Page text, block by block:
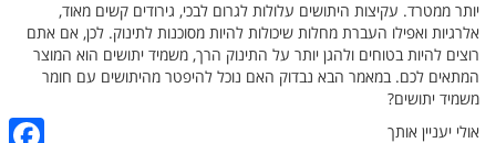
יותר ממטרד. עקיצות היתושים עלולות לגרום לבכי, גירודים קשים מאוד,
אלרגיות ואפילו העברת מחלות שיכולות להיות מסוכנות לתינוק. לכן, אם אתם
רוצים להיות בטוחים ולהגן יותר על התינוק הרך, משמיד יתושים הוא המוצר
המתאים לכם. במאמר הבא נבדוק האם נוכל להיפטר מהיתושים עם חומר
משמיד יתושים?
אולי יעניין אותך